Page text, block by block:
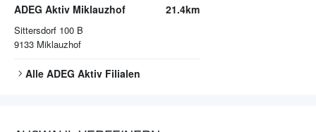
ADEG Aktiv Miklauzhof
Sittersdorf 100 B
9133 Miklauzhof
21.4km
Alle ADEG Aktiv Filialen